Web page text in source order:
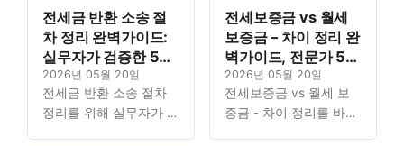
전세금 반환 소송 절
차 정리 완벽가이드:
실무자가 검증한 5단
계 핵심
2026년 05월 20일
전세금 반환 소송 절차
정리를 위해 실무자가 검
전세보증금 vs 월세
보증금 – 차이 정리 완
벽가이드, 전문가 5대
핵심
2026년 05월 20일
전세보증금 vs 월세 보
증금 - 차이 정리를 바탕